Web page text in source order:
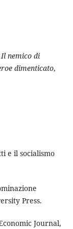
Il nemico di
dimenticato,
e il socialismo
Press.
Journal,